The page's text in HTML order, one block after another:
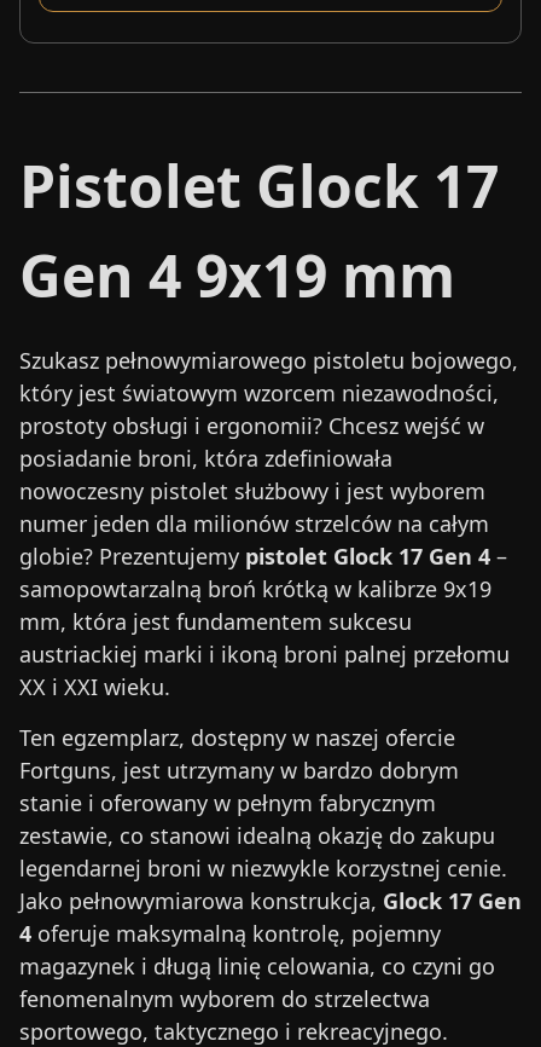
Pistolet Glock 17
Gen 4 9x19 mm
Szukasz pełnowymiarowego pistoletu bojowego,
który jest światowym wzorcem niezawodności,
prostoty obsługi i ergonomii? Chcesz wejść w
posiadanie broni, która zdefiniowała
nowoczesny pistolet służbowy i jest wyborem
numer jeden dla milionów strzelców na całym
globie? Prezentujemy pistolet Glock 17 Gen 4 –
samopowtarzalną broń krótką w kalibrze 9x19
mm, która jest fundamentem sukcesu
austriackiej marki i ikoną broni palnej przełomu
XX i XXI wieku.
Ten egzemplarz, dostępny w naszej ofercie
Fortguns, jest utrzymany w bardzo dobrym
stanie i oferowany w pełnym fabrycznym
zestawie, co stanowi idealną okazję do zakupu
legendarnej broni w niezwykle korzystnej cenie.
Jako pełnowymiarowa konstrukcja, Glock 17 Gen
4 oferuje maksymalną kontrolę, pojemny
magazynek i długą linię celowania, co czyni go
fenomenalnym wyborem do strzelectwa
sportowego, taktycznego i rekreacyjnego.